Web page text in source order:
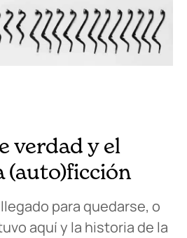
verdad y el
(auto)ficción
para quedarse, o
aquí y la historia de la